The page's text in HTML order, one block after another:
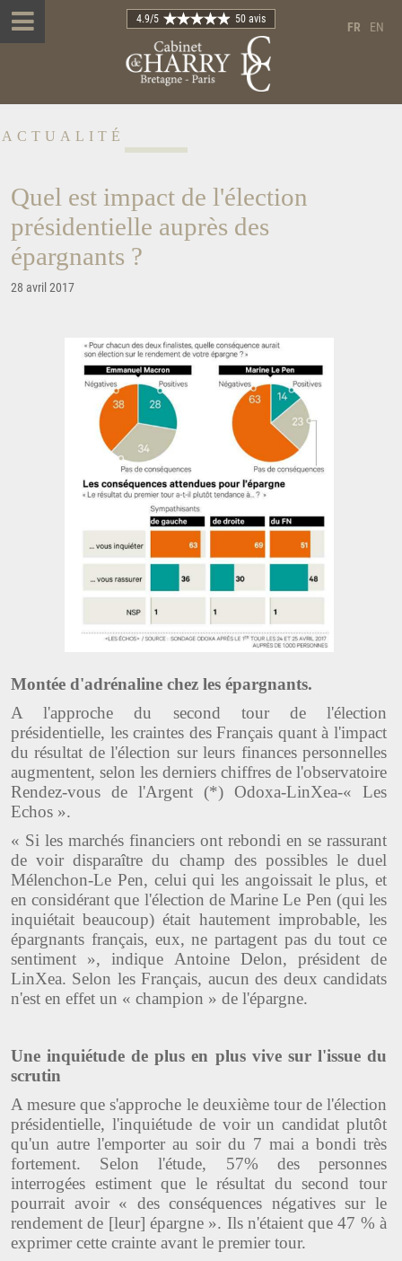
FR EN
4.9/5 50 avis
ACTUALITÉ
Quel est impact de l'élection
présidentielle auprès des
épargnants ?
28 avril 2017
Montée d'adrénaline chez les épargnants.
A l'approche du second tour de l'élection
présidentielle, les craintes des Français quant à l'impact
du résultat de l'élection sur leurs finances personnelles
augmentent, selon les derniers chiffres de l'observatoire
Rendez-vous de l'Argent (*) Odoxa-LinXea-« Les
Echos ».
« Si les marchés financiers ont rebondi en se rassurant
de voir disparaître du champ des possibles le duel
Mélenchon-Le Pen, celui qui les angoissait le plus, et
en considérant que l'élection de Marine Le Pen (qui les
inquiétait beaucoup) était hautement improbable, les
épargnants français, eux, ne partagent pas du tout ce
sentiment », indique Antoine Delon, président de
LinXea. Selon les Français, aucun des deux candidats
n'est en effet un « champion » de l'épargne.
Une inquiétude de plus en plus vive sur l'issue du
scrutin
A mesure que s'approche le deuxième tour de l'élection
présidentielle, l'inquiétude de voir un candidat plutôt
qu'un autre l'emporter au soir du 7 mai a bondi très
fortement. Selon l'étude, 57% des personnes
interrogées estiment que le résultat du second tour
pourrait avoir « des conséquences négatives sur le
rendement de [leur] épargne ». Ils n'étaient que 47 % à
exprimer cette crainte avant le premier tour.